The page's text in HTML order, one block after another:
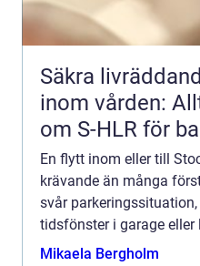
Säkra
inom vården:
om S-HLR för
En flytt inom eller till
krävande än många
svår
tidsfönster i garage eller
Mikaela Bergholm